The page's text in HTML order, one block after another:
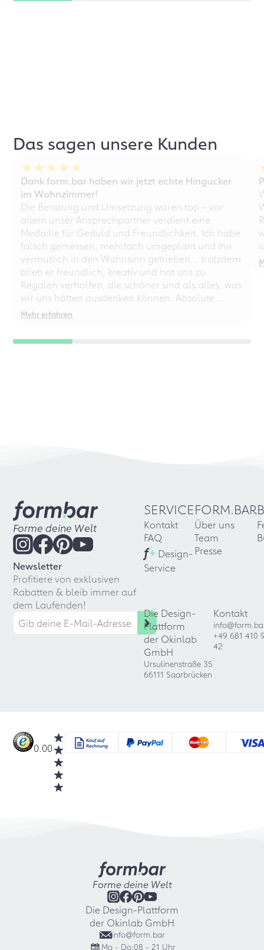
Das sagen unsere Kunden
Dank form.bar haben wir jetzt echte Hingucker
im Wohnzimmer!
Die Beratung und Umsetzung waren top – vor
allem unser Ansprechpartner verdient eine
Medaille für Geduld und Freundlichkeit. Ich habe
falsch gemessen, mehrfach umgeplant und ihn
vermutlich in den Wahnsinn getrieben… trotzdem
blieb er freundlich, kreativ und hat uns zu
Regalen verholfen, die schöner sind als alles, was
wir uns hätten ausdenken können. Absolute
Empfehlung – auch für chaotische
Mehr erfahren
Forme deine Welt
Newsletter
Profitiere von exklusiven
Rabatten & bleib immer auf
dem Laufenden!
SERVICE
Kontakt
FAQ
f+ Design-
Service
FORM.BAR
Über uns
Team
Presse
Die Design-
Plattform
der Okinlab
GmbH
Ursulinenstraße 35
66111 Saarbrücken
Kontakt
+49 681 410
42
0.00
Forme deine Welt
Die Design-Plattform
der Okinlab GmbH
info@form.bar
Mo - Do:08 - 21 Uhr